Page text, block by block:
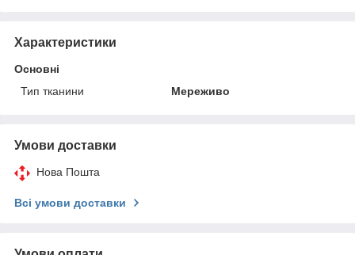
Характеристики
Основні
Тип тканини
Мереживо
Умови доставки
Нова Пошта
Всі умови доставки